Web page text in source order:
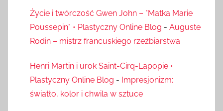
Życie i twórczość Gwen John – "Matka Marie
Poussepin" • Plastyczny Online Blog - Auguste
Rodin – mistrz francuskiego rzeźbiarstwa
Henri Martin i urok Saint-Cirq-Lapopie •
Plastyczny Online Blog - Impresjonizm:
światło, kolor i chwila w sztuce